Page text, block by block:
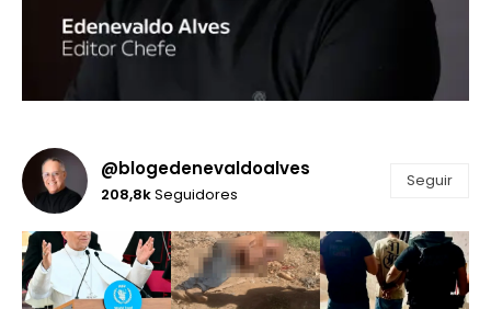
@blogedenevaldoalves
208,8kSeguidores
Seguir